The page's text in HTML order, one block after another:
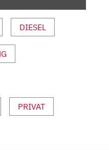
DIESEL
PRIVAT